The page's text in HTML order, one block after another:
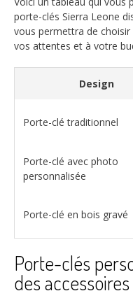
porte-clés Sierra Leone
vous permettra de choisir
vos attentes et à votre
Design
Porte-clé traditionnel
Porte-clé avec photo
personnalisée
Porte-clé en bois gravé
Porte-clés
des